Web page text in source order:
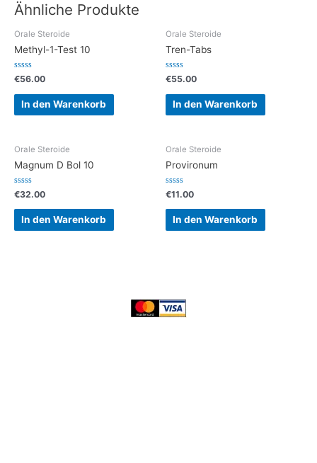
Ähnliche Produkte
Orale Steroide
Methyl-1-Test 10
Bewertet
mit
0
von
€56.00
In den Warenkorb
Orale Steroide
Tren-Tabs
Bewertet
mit
0
von
€55.00
In den Warenkorb
Orale Steroide
Magnum D Bol 10
Bewertet
mit
0
von
€32.00
In den Warenkorb
Orale Steroide
Provironum
Bewertet
mit
0
von
€11.00
In den Warenkorb